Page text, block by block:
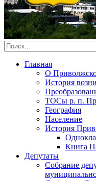
Главная
О
История
ТОСы р. п.
География
Население
История
Книга
Депутаты
Собрание